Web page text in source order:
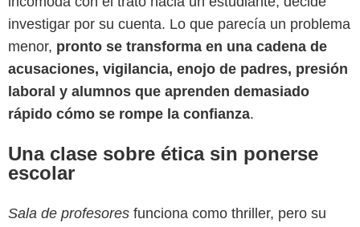
investigar por su cuenta. Lo que parecía un problema
menor, pronto se transforma en una cadena de
acusaciones, vigilancia, enojo de padres, presión
laboral y alumnos que aprenden demasiado
rápido cómo se rompe la confianza.
Una clase sobre ética sin ponerse
escolar
Sala de profesores funciona como thriller, pero su